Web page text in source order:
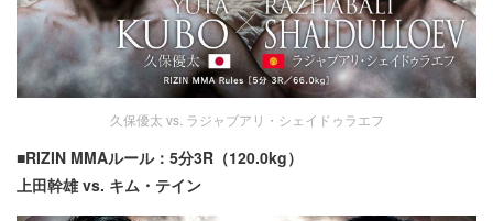
久保優太 vs. ラジャブアリ・シェイドゥラエフ
■RIZIN MMAルール：5分3R（120.0kg）
上田幹雄 vs. キム・テイン